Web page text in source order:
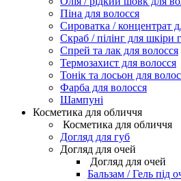
Піна для волосся
Сироватка / концентрат
Скраб / пілінг для шкіри
Спрей та лак для волосся
Термозахист для волосся
Тонік та лосьон для
Фарба для волосся
Шампуні
Косметика для обличчя
Косметика для обличчя
Догляд для губ
Догляд для очей
Догляд для очей
Бальзам / Гель під